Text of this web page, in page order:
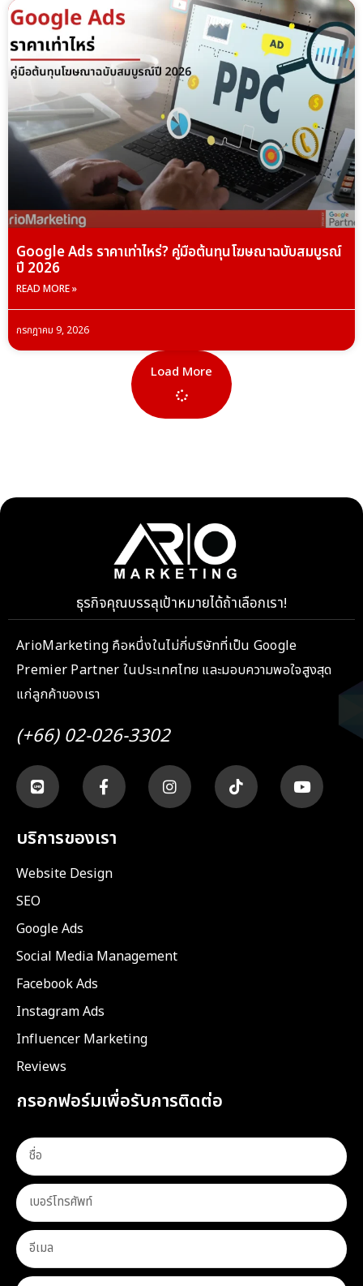
Google Ads ราคาเท่าไหร่? คู่มือต้นทุนโฆษณาฉบับสมบูรณ์
ปี 2026
READ MORE »
กรกฎาคม 9, 2026
Load More
ธุรกิจคุณบรรลุเป้าหมายได้ถ้าเลือกเรา!
ArioMarketing คือหนึ่งในไม่กี่บริษัทที่เป็น Google
Premier Partner ในประเทศไทย และมอบความพอใจสูงสุด
แก่ลูกค้าของเรา
(+66) 02-026-3302
บริการของเรา
Website Design
SEO
Google Ads
Social Media Management
Facebook Ads
Instagram Ads
Influencer Marketing
Reviews
กรอกฟอร์มเพื่อรับการติดต่อ